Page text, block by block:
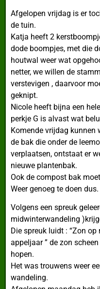
Afgelopen vrijdag is er
de tuin.
Katja heeft 2
dode boompjes, met die
houtwal weer wat
netter, we willen de
verstevigen , daarvoor
geknipt.
Nicole heeft bijna een
perkje G is alvast wat
Komende vrijdag kunnen
de bak die onder de
verplaatsen, ontstaat er
nieuwe plantenbak.
Ook de compost bak
Weer genoeg te doen dus.
Volgens een spreuk
midwinterwandeling
Die spreuk luidt : “Zon
appeljaar ” de zon
hopen.
Het was trouwens weer
wandeling.